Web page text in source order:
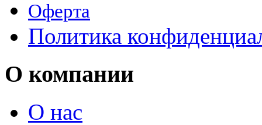
Оферта
Политика
О компании
О нас